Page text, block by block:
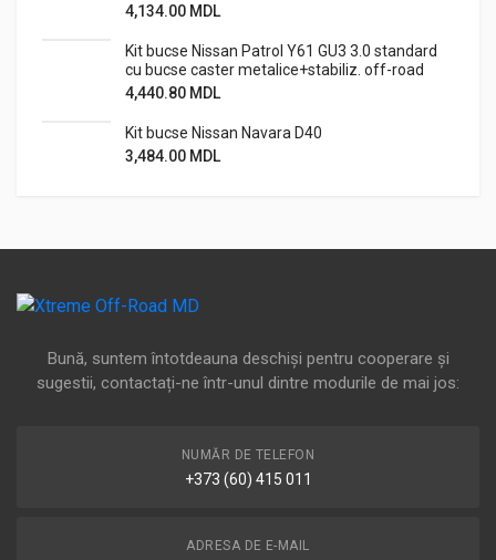
4,134.00 MDL
Kit bucse Nissan Patrol Y61 GU3 3.0 standard
cu bucse caster metalice+stabiliz. off-road
4,440.80 MDL
Kit bucse Nissan Navara D40
3,484.00 MDL
Bună, suntem întotdeauna deschiși pentru cooperare și
sugestii, contactați-ne într-unul dintre modurile de mai jos:
NUMĂR DE TELEFON
+373 (60) 415 011
ADRESA DE E-MAIL